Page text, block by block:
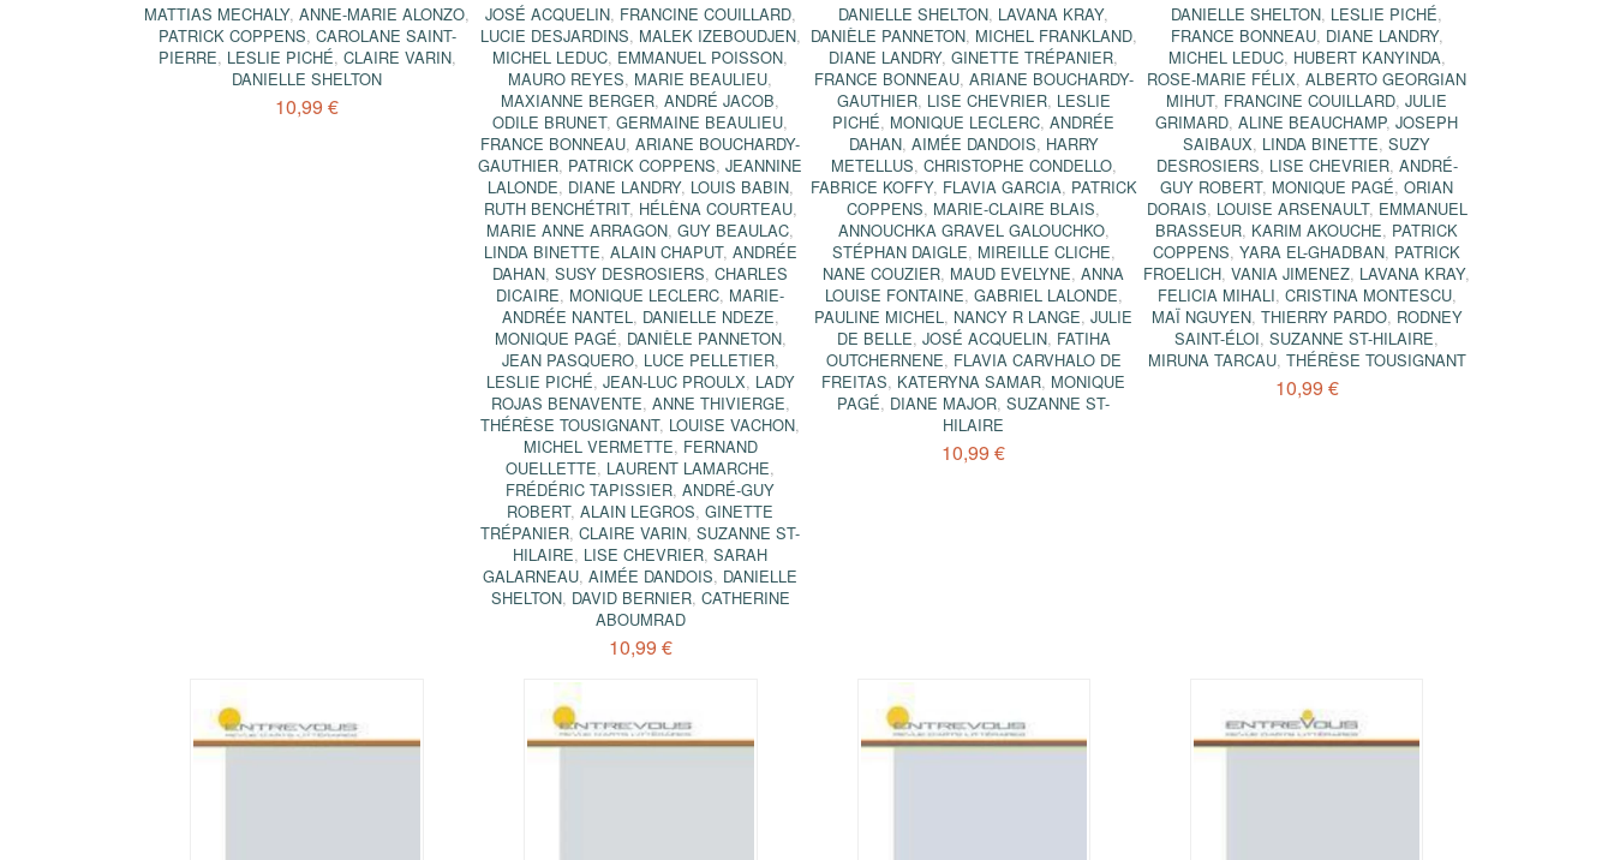
MATTIAS MECHALY,ANNE-MARIE ALONZO,
PATRICK COPPENS, CAROLANE SAINT-
PIERRE, LESLIE PICHÉ, CLAIRE VARIN,
DANIELLE SHELTON
10,99 €
JOSÉ ACQUELIN, FRANCINE COUILLARD,
LUCIE DESJARDINS, MALEK IZEBOUDJEN,
MICHEL LEDUC, EMMANUEL POISSON,
MAURO REYES, MARIE BEAULIEU,
MAXIANNE BERGER,ANDRÉ JACOB,
ODILE BRUNET,GERMAINE BEAULIEU,
FRANCE BONNEAU,ARIANE BOUCHARDY-
GAUTHIER, PATRICK COPPENS,JEANNINE
LALONDE, DIANE LANDRY, LOUIS BABIN,
RUTH BENCHÉTRIT, HÉLÈNA COURTEAU,
MARIE ANNE ARRAGON,GUY BEAULAC,
LINDA BINETTE, ALAIN CHAPUT, ANDRÉE
DAHAN,SUSY DESROSIERS,CHARLES
DICAIRE, MONIQUE LECLERC, MARIE-
ANDRÉE NANTEL , DANIELLE NDEZE,
MONIQUE PAGÉ, DANIÈLE PANNETON,
JEAN PASQUERO, LUCE PELLETIER,
LESLIE PICHÉ, JEAN-LUC PROULX, LADY
ROJAS BENAVENTE, ANNE THIVIERGE,
THÉRÈSE TOUSIGNANT, LOUISE VACHON,
MICHEL VERMETTE, FERNAND
OUELLETTE, LAURENT LAMARCHE,
FRÉDÉRIC TAPISSIER,ANDRÉ-GUY
ROBERT,ALAIN LEGROS,GINETTE
TRÉPANIER,CLAIRE VARIN,SUZANNE ST-
HILAIRE, LISE CHEVRIER,SARAH
GALARNEAU,AIMÉE DANDOIS, DANIELLE
SHELTON, DAVID BERNIER, CATHERINE
ABOUMRAD
10,99 €
DANIELLE SHELTON, LAVANA KRAY,
DANIÈLE PANNETON, MICHEL FRANKLAND,
DIANE LANDRY,GINETTE TRÉPANIER,
FRANCE BONNEAU, ARIANE BOUCHARDY-
GAUTHIER, LISE CHEVRIER, LESLIE
PICHÉ, MONIQUE LECLERC,ANDRÉE
DAHAN, AIMÉE DANDOIS, HARRY
METELLUS, CHRISTOPHE CONDELLO,
FABRICE KOFFY, FLAVIA GARCIA, PATRICK
COPPENS, MARIE-CLAIRE BLAIS,
ANNOUCHKA GRAVEL GALOUCHKO,
STÉPHAN DAIGLE, MIREILLE CLICHE,
NANE COUZIER, MAUD EVELYNE,ANNA
LOUISE FONTAINE, GABRIEL LALONDE,
PAULINE MICHEL , NANCY R LANGE,JULIE
DE BELLE, JOSÉ ACQUELIN, FATIHA
OUTCHERNENE, FLAVIA CARVHALO DE
FREITAS, KATERYNA SAMAR, MONIQUE
PAGÉ, DIANE MAJOR,SUZANNE ST-
HILAIRE
10,99 €
DANIELLE SHELTON, LESLIE PICHÉ,
FRANCE BONNEAU, DIANE LANDRY,
MICHEL LEDUC, HUBERT KANYINDA,
ROSE-MARIE FÉLIX,ALBERTO GEORGIAN
MIHUT, FRANCINE COUILLARD,JULIE
GRIMARD,ALINE BEAUCHAMP,JOSEPH
SAIBAUX, LINDA BINETTE,SUZY
DESROSIERS, LISE CHEVRIER, ANDRÉ-
GUY ROBERT, MONIQUE PAGÉ,ORIAN
DORAIS, LOUISE ARSENAULT, EMMANUEL
BRASSEUR, KARIM AKOUCHE, PATRICK
COPPENS,YARA EL-GHADBAN, PATRICK
FROELICH,VANIA JIMENEZ, LAVANA KRAY,
FELICIA MIHALI, CRISTINA MONTESCU,
MAÏ NGUYEN, THIERRY PARDO, RODNEY
SAINT-ÉLOI,SUZANNE ST-HILAIRE,
MIRUNA TARCAU, THÉRÈSE TOUSIGNANT
10,99 €